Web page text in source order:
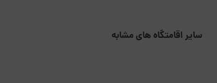
سایر اقامتگاه های مشابه